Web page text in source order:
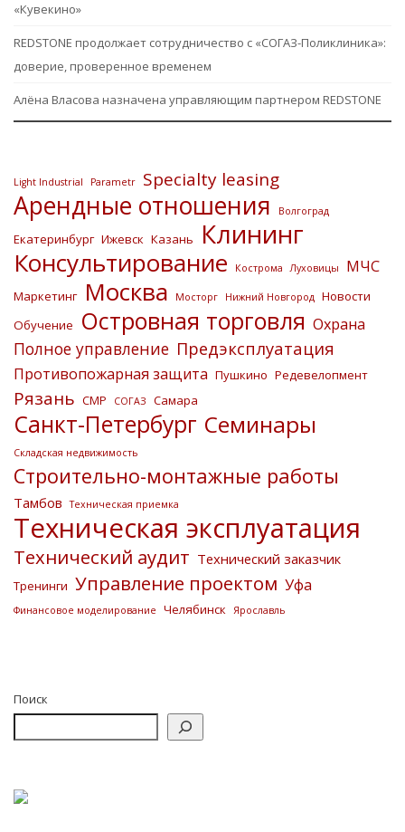
«Кувекино»
REDSTONE продолжает сотрудничество с «СОГАЗ-Поликлиника»:
доверие, проверенное временем
Алёна Власова назначена управляющим партнером REDSTONE
Light Industrial Parametr Specialty leasing
Арендные отношения Волгоград
Екатеринбург Ижевск Казань Клининг
Консультирование Кострома Луховицы МЧС
Маркетинг Москва Мосторг Нижний Новгород Новости
Обучение
Островная торговля Охрана
Полное управление Предэксплуатация
Противопожарная защита Пушкино Редевелопмент
Рязань СМР СОГАЗ Самара
Санкт-Петербург Семинары
Складская недвижимость
Строительно-монтажные работы
Тамбов Техническая приемка
Техническая эксплуатация
Технический аудит Технический заказчик
Тренинги Управление проектом Уфа
Финансовое моделирование Челябинск Ярославль
Поиск